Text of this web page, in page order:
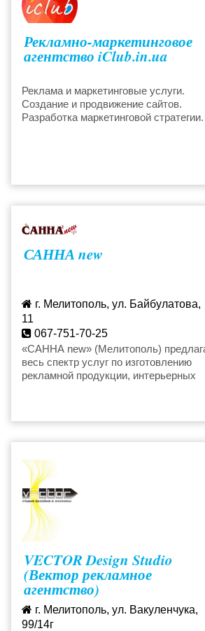
Реклама
Рекламно-маркетинговое
агентство iClub.in.ua
Реклама и маркетинговые услуги.
Создание и продвижение сайтов.
Разработка маркетинговой стратегии.
САННА new
г. Мелитополь, ул. Байбулатова,
11
067-751-70-25
sanna_new@i.ua
«САННА new» (Мелитополь)
весь спектр услуг по изготовлению
рекламной продукции, интерьерных
VECTOR Design Studio
(Вектор рекламное
агентство)
г. Мелитополь, ул. Вакуленчука,
99/14г